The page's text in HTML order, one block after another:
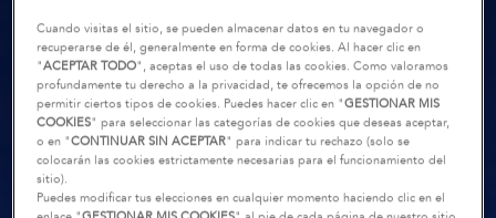
Cuando visitas el sitio, se pueden almacenar datos en tu navegador o
recuperarse de él, generalmente en forma de cookies. Al hacer clic en
"ACEPTAR TODO", aceptas el uso de todas las cookies. Como valoramos
profundamente tu derecho a la privacidad, te ofrecemos la opción de no
permitir ciertos tipos de cookies. Puedes hacer clic en "GESTIONAR MIS
COOKIES" para seleccionar las categorías de cookies que deseas aceptar,
o en "CONTINUAR SIN ACEPTAR" para indicar tu rechazo (solo se
colocarán las cookies estrictamente necesarias para el funcionamiento del
sitio).
Puedes modificar tus elecciones en cualquier momento haciendo clic en el